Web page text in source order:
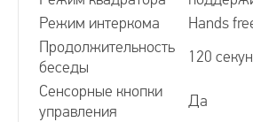
Координатные
Видеофоны
Режим интеркома
Hands
Продолжительность
беседы
120
Сенсорные кнопки
управления
Да